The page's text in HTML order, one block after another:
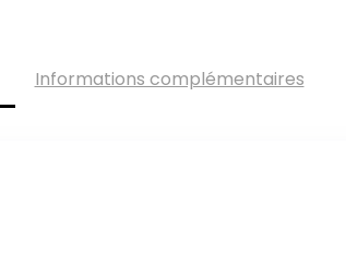
Informations complémentaires